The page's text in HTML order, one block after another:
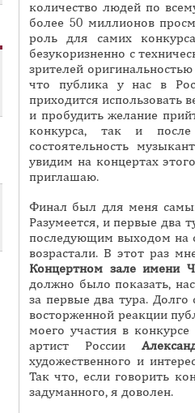
Л
И
количество людей по
более 50 миллионов
роль для самих
безукоризненно с
зрителей
что публика у нас в
приходится использовать
и пробудить желание
конкурса, так и
состоятельность
увидим на концертах
приглашаю.
Финал был для меня
Разумеется, и первые два
последующим выходом на
возрастали. В этот раз
Концертном зале имени
должно было показать,
за первые два тура.
восторженной реакции
моего участия в
артист России
художественного и
Так что, если говорить
задуманного, я доволен.